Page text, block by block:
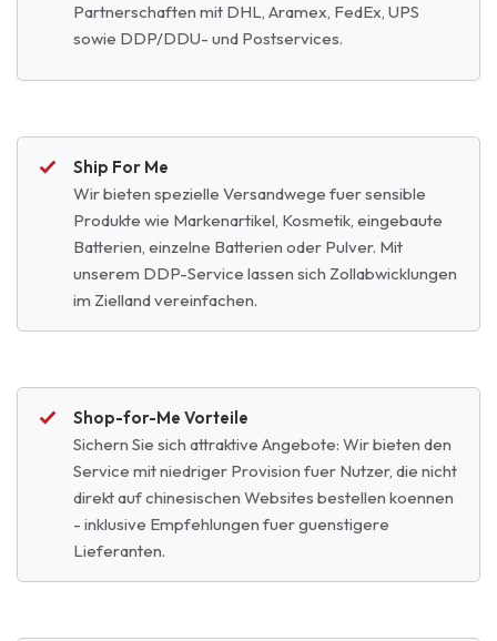
Partnerschaften mit DHL, Aramex, FedEx, UPS
sowie DDP/DDU- und Postservices.
Ship For Me
Wir bieten spezielle Versandwege fuer sensible
Produkte wie Markenartikel, Kosmetik, eingebaute
Batterien, einzelne Batterien oder Pulver. Mit
unserem DDP-Service lassen sich Zollabwicklungen
im Zielland vereinfachen.
Shop-for-Me Vorteile
Sichern Sie sich attraktive Angebote: Wir bieten den
Service mit niedriger Provision fuer Nutzer, die nicht
direkt auf chinesischen Websites bestellen koennen
- inklusive Empfehlungen fuer guenstigere
Lieferanten.